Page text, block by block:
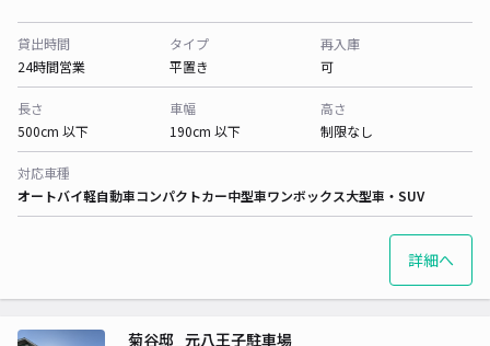
貸出時間
24時間営業
タイプ
平置き
再入庫
可
長さ
500cm 以下
車幅
190cm 以下
高さ
制限なし
対応車種
オートバイ軽自動車コンパクトカー中型車ワンボックス大型車・SUV
詳細へ
菊谷邸_元八王子駐車場